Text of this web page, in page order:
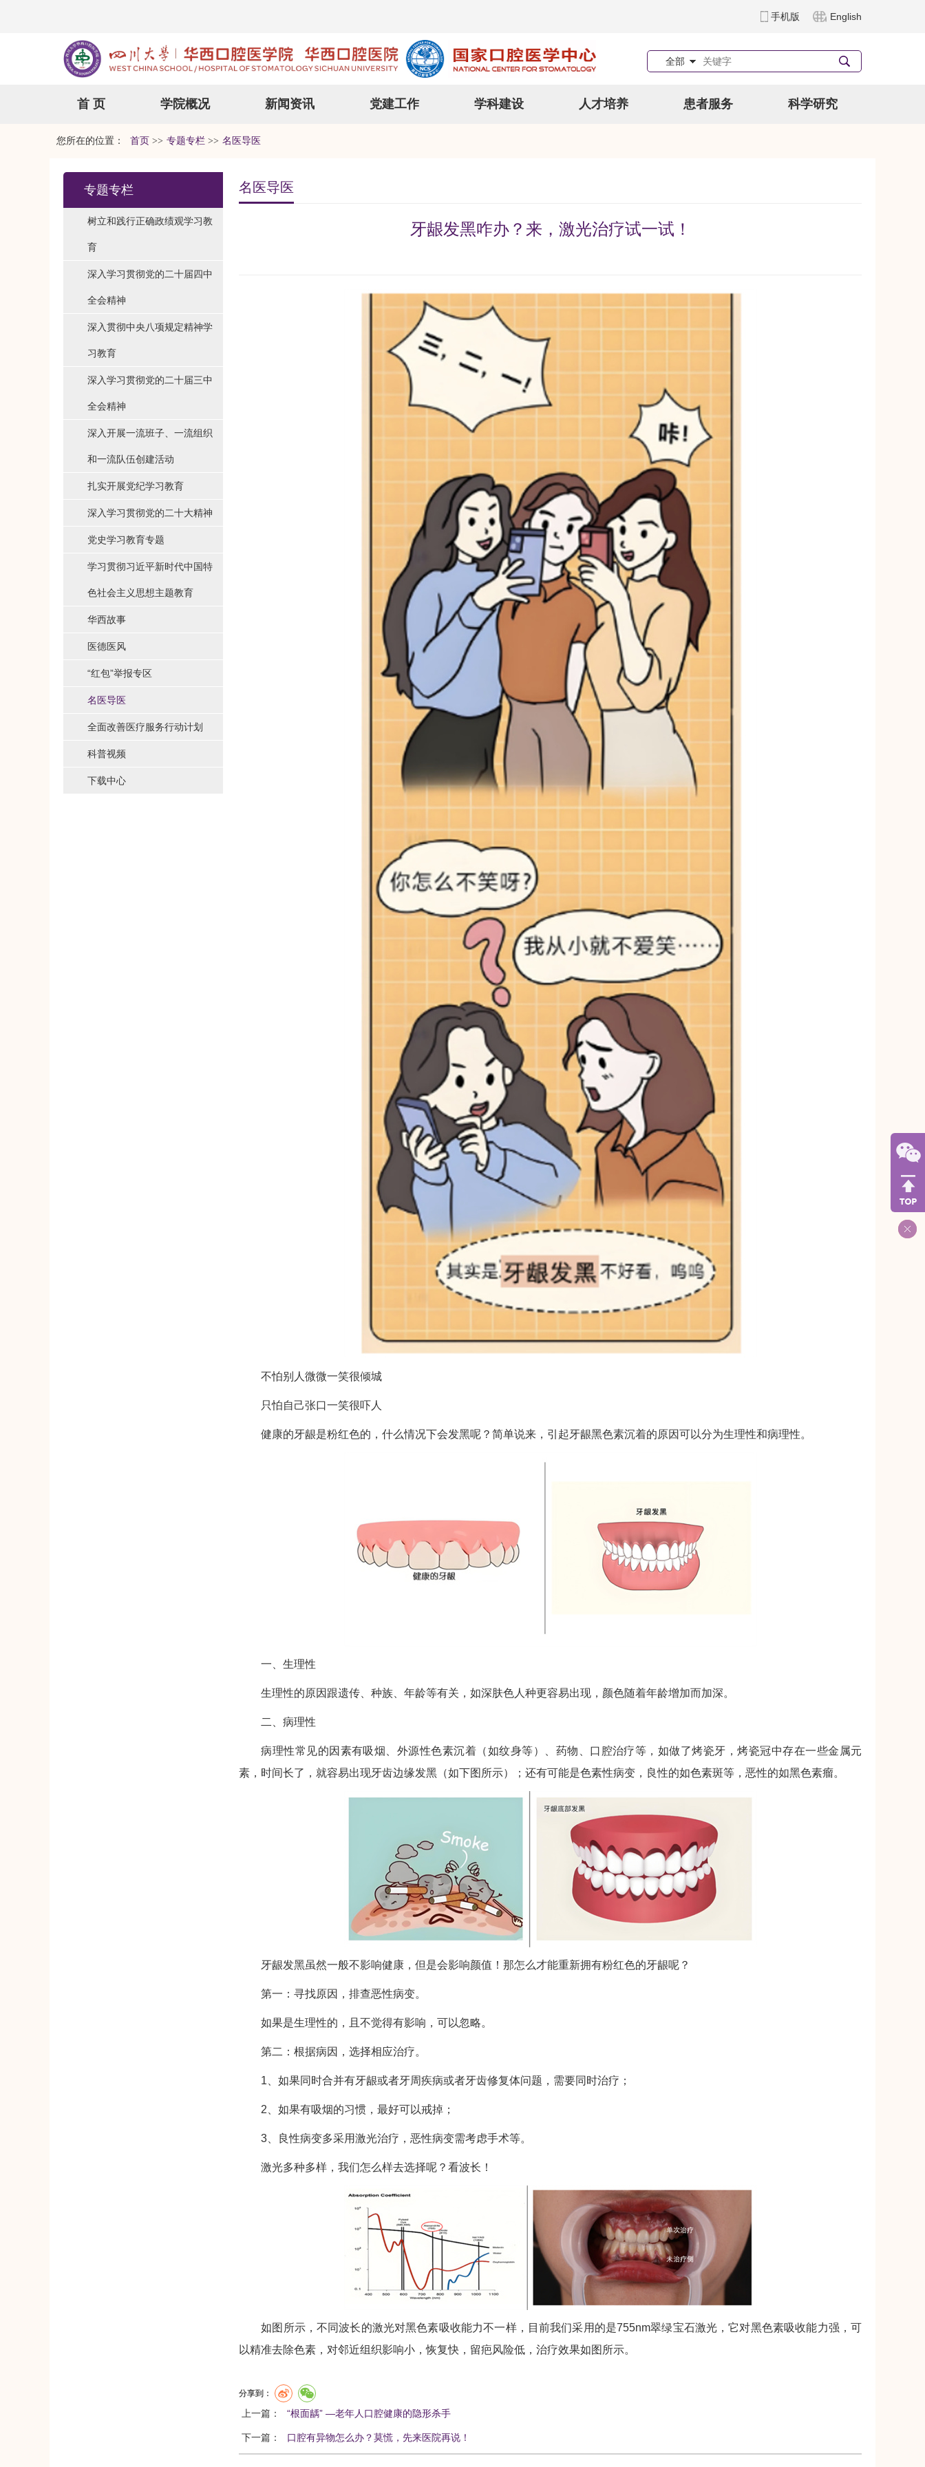
手机版 English
全部
首 页 学院概况 新闻资讯 党建工作 学科建设 人才培养 患者服务 科学研究
您所在的位置： 首页 >> 专题专栏 >> 名医导医
专题专栏
树立和践行正确政绩观学习教
育
深入学习贯彻党的二十届四中
全会精神
深入贯彻中央八项规定精神学
习教育
深入学习贯彻党的二十届三中
全会精神
深入开展一流班子、一流组织
和一流队伍创建活动
扎实开展党纪学习教育
深入学习贯彻党的二十大精神
党史学习教育专题
学习贯彻习近平新时代中国特
色社会主义思想主题教育
华西故事
医德医风
“红包”举报专区
名医导医
全面改善医疗服务行动计划
科普视频
下载中心
名医导医
牙龈发黑咋办？来，激光治疗试一试！
不怕别人微微一笑很倾城
只怕自己张口一笑很吓人
健康的牙龈是粉红色的，什么情况下会发黑呢？简单说来，引起牙龈黑色素沉着的原因可以分为生理性和病理性。
一、生理性
生理性的原因跟遗传、种族、年龄等有关，如深肤色人种更容易出现，颜色随着年龄增加而加深。
二、病理性
病理性常见的因素有吸烟、外源性色素沉着（如纹身等）、药物、口腔治疗等，如做了烤瓷牙，烤瓷冠中存在一些金属元
素，时间长了，就容易出现牙齿边缘发黑（如下图所示）；还有可能是色素性病变，良性的如色素斑等，恶性的如黑色素瘤。
牙龈发黑虽然一般不影响健康，但是会影响颜值！那怎么才能重新拥有粉红色的牙龈呢？
第一：寻找原因，排查恶性病变。
如果是生理性的，且不觉得有影响，可以忽略。
第二：根据病因，选择相应治疗。
1、如果同时合并有牙龈或者牙周疾病或者牙齿修复体问题，需要同时治疗；
2、如果有吸烟的习惯，最好可以戒掉；
3、良性病变多采用激光治疗，恶性病变需考虑手术等。
激光多种多样，我们怎么样去选择呢？看波长！
如图所示，不同波长的激光对黑色素吸收能力不一样，目前我们采用的是755nm翠绿宝石激光，它对黑色素吸收能力强，可
以精准去除色素，对邻近组织影响小，恢复快，留疤风险低，治疗效果如图所示。
分享到：
上一篇： “根面龋” —老年人口腔健康的隐形杀手
下一篇： 口腔有异物怎么办？莫慌，先来医院再说！